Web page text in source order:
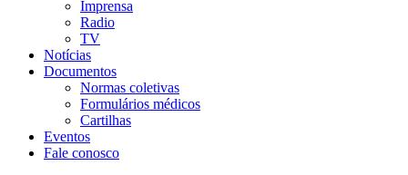
Imprensa
Radio
TV
Notícias
Documentos
Normas coletivas
Formulários médicos
Cartilhas
Eventos
Fale conosco